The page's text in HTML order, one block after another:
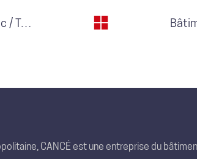
Bâtiment tertiaire photovoltaïque – Ecotecnic / Toulouse (31)
CANCÉ est une entreprise du